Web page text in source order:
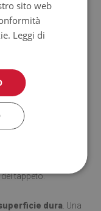
macchie e
al trascorrere
a reclami.
prodotti chimici
tappeto.
dura . Una
sito web
Leggi di